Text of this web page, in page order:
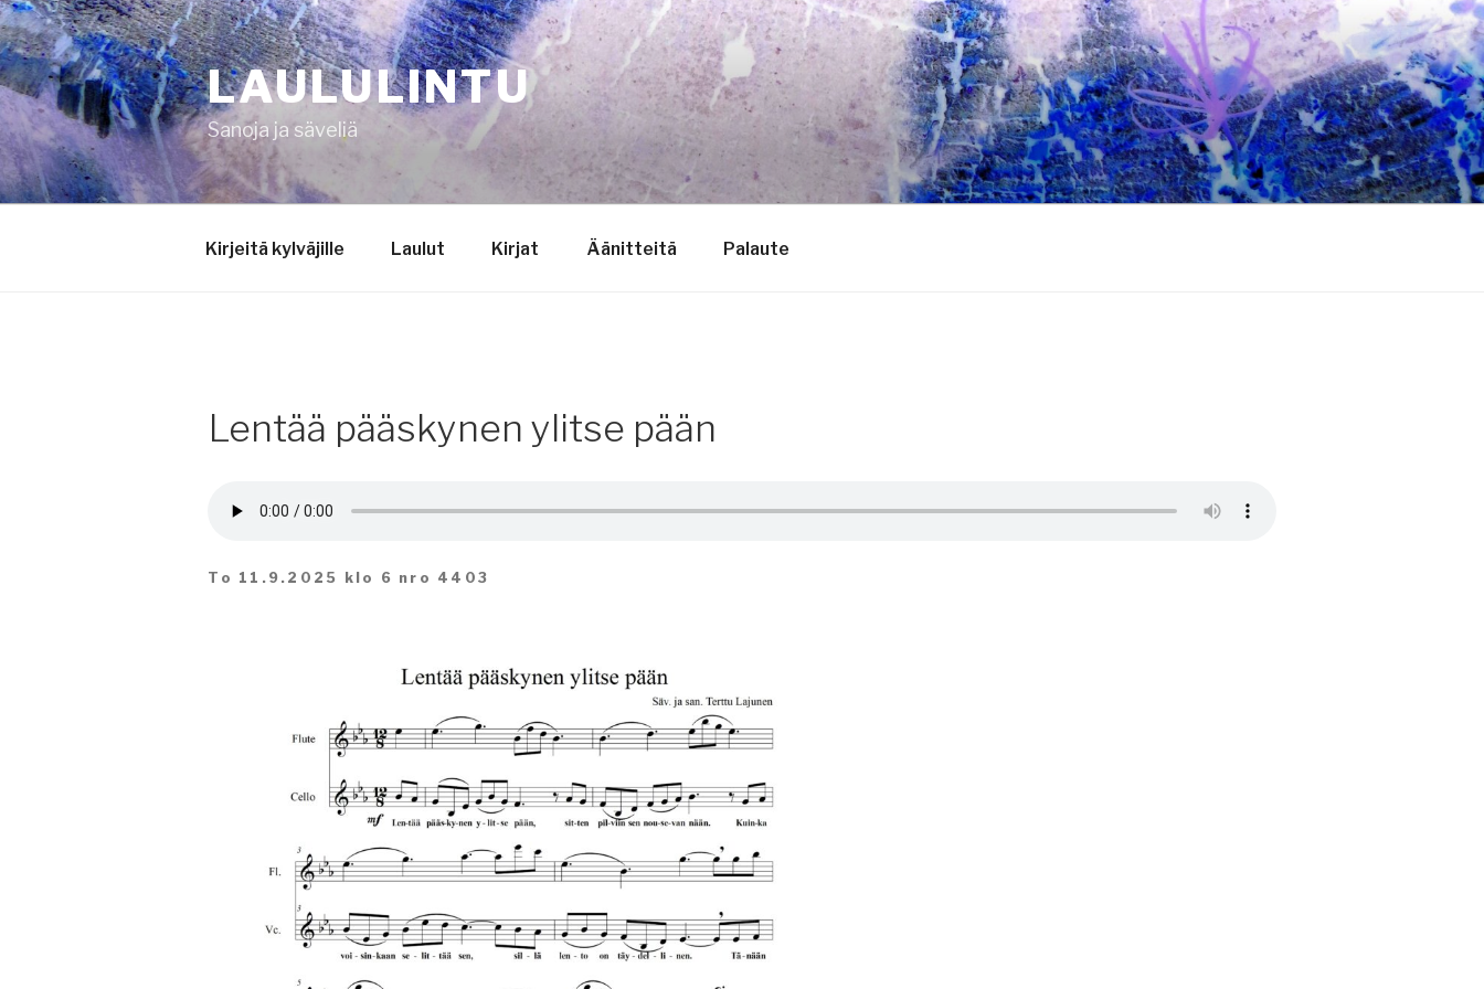
Siirry
sisältöön
LAULULINTU
Sanoja ja säveliä
Kirjeitä kylväjille Laulut Kirjat Äänitteitä Palaute
Lentää pääskynen ylitse pään
To 11.9.2025 klo 6 nro 4403